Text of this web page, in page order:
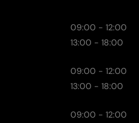
09:00 - 12:00
13:00 - 18:00
09:00 - 12:00
13:00 - 18:00
09:00 - 12:00